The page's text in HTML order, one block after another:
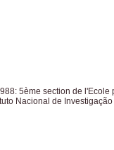
5ème section de l'Ecole
Nacional de Investigação